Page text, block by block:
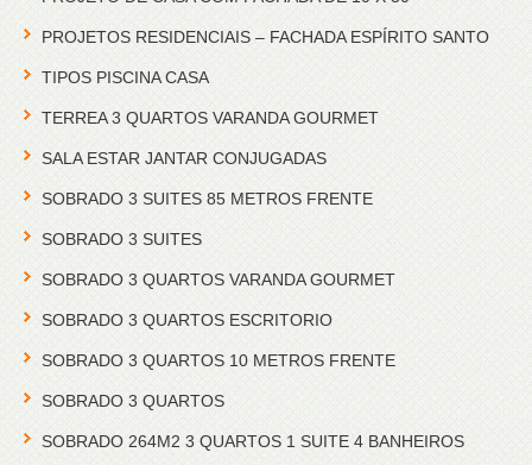
PROJETOS RESIDENCIAIS – FACHADA ESPÍRITO SANTO
TIPOS PISCINA CASA
TERREA 3 QUARTOS VARANDA GOURMET
SALA ESTAR JANTAR CONJUGADAS
SOBRADO 3 SUITES 85 METROS FRENTE
SOBRADO 3 SUITES
SOBRADO 3 QUARTOS VARANDA GOURMET
SOBRADO 3 QUARTOS ESCRITORIO
SOBRADO 3 QUARTOS 10 METROS FRENTE
SOBRADO 3 QUARTOS
SOBRADO 264M2 3 QUARTOS 1 SUITE 4 BANHEIROS